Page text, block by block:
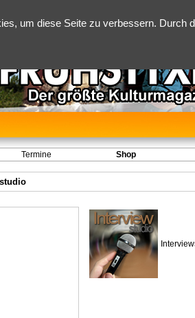
um diese Seite zu verbessern.
Termine Shop